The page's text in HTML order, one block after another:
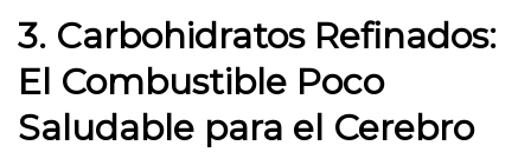
3. Carbohidratos Refinados:
El Combustible Poco
Saludable para el Cerebro